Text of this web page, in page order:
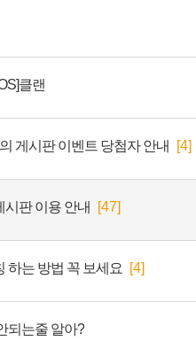
클랜
게시판 이벤트 당첨자 안내 [4]
시판 이용 안내 [47]
하는 방법 꼭 보세요 [4]
되는줄 알아?